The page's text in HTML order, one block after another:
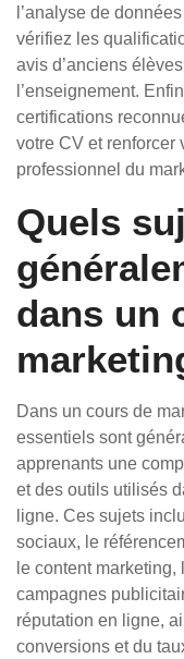
l’analyse de
vérifiez les
avis d’anciens
l’enseignement.
certifications
votre CV et renforcer
professionnel du
Quels
dans un
Dans un cours de
essentiels sont
apprenants une
et des outils utilisés
ligne. Ces sujets
sociaux, le
le content
campagnes
réputation en ligne,
conversions et du